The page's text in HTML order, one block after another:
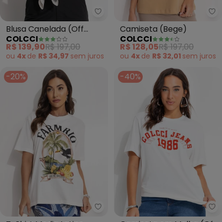
Colcci - Blusa Canelada (Off
Blusa Canelada (Off
White)
COLCCI
R$ 139,90R$ 197,00
ou 4x de R$ 34,97 sem juros
Camiseta (Bege)
COLCCI
R$ 128,05R$ 197,00
ou 4x de R$ 32,01 sem juros
-20%
Farm - T-Shirt Media Latino
-40%